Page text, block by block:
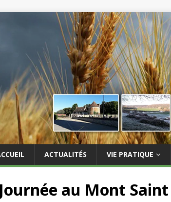
ACTUALITÉS VIE PRATIQUE
Journée au Mont